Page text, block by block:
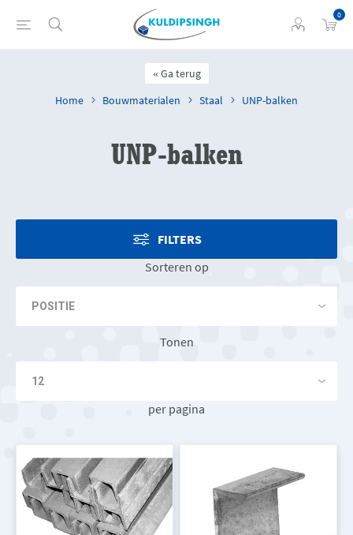
0
Ga terug
Home
Bouwmaterialen Staal UNP-balken
UNP-balken
FILTERS
Sorteren op
Tonen
per pagina